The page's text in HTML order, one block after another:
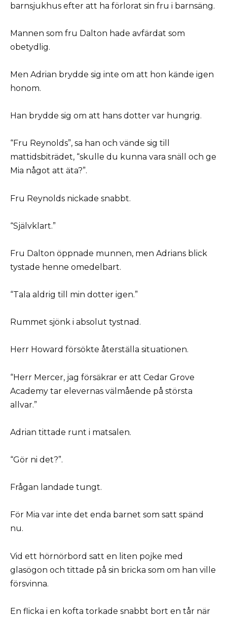
barnsjukhus efter att ha förlorat sin fru i barnsäng.
Mannen som fru Dalton hade avfärdat som
obetydlig.
Men Adrian brydde sig inte om att hon kände igen
honom.
Han brydde sig om att hans dotter var hungrig.
“Fru Reynolds”, sa han och vände sig till
mattidsbiträdet, “skulle du kunna vara snäll och ge
Mia något att äta?”.
Fru Reynolds nickade snabbt.
“Självklart.”
Fru Dalton öppnade munnen, men Adrians blick
tystade henne omedelbart.
“Tala aldrig till min dotter igen.”
Rummet sjönk i absolut tystnad.
Herr Howard försökte återställa situationen.
“Herr Mercer, jag försäkrar er att Cedar Grove
Academy tar elevernas välmående på största
allvar.”
Adrian tittade runt i matsalen.
“Gör ni det?”.
Frågan landade tungt.
För Mia var inte det enda barnet som satt spänd
nu.
Vid ett hörnörbord satt en liten pojke med
glasögon och tittade på sin bricka som om han ville
försvinna.
En flicka i en kofta torkade snabbt bort en tår när